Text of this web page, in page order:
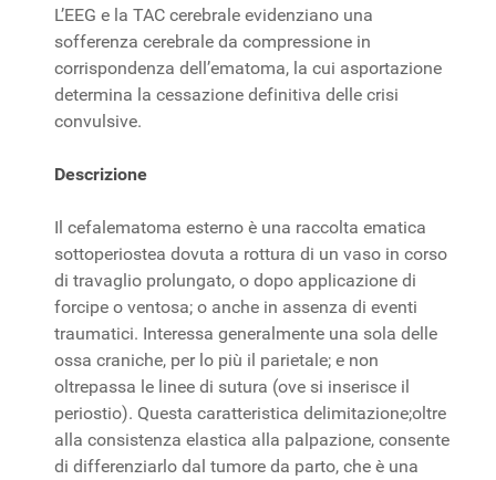
L’EEG e la TAC cerebrale evidenziano una
sofferenza cerebrale da compressione in
corrispondenza dell’ematoma, la cui asportazione
determina la cessazione definitiva delle crisi
convulsive.
Descrizione
Il cefalematoma esterno è una raccolta ematica
sottoperiostea dovuta a rottura di un vaso in corso
di travaglio prolungato, o dopo applicazione di
forcipe o ventosa; o anche in assenza di eventi
traumatici. Interessa generalmente una sola delle
ossa craniche, per lo più il parietale; e non
oltrepassa le linee di sutura (ove si inserisce il
periostio). Questa caratteristica delimitazione;oltre
alla consistenza elastica alla palpazione, consente
di differenziarlo dal tumore da parto, che è una